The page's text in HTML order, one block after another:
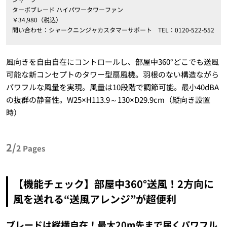
ターボブレード ハイパワータワーファン
￥34,980（税込）
問い合わせ：シャークニンジャカスタマーサポート TEL：0120-522-552
風向きを自由自在にコントロールし、部屋中360°どこでも送風
可能な新コンセプトのタワー型扇風機。羽根のない構造ながら
パワフルな風量を実現。風量は10段階で調節可能。最小40dBA
の抜群の静音性。W25×H113.9～130×D29.9cm（縦向き設置
時）
2/2 Pages
【機能チェック】部屋中360°送風！2方向に
風を送れる“送風アレンジ”が超便利